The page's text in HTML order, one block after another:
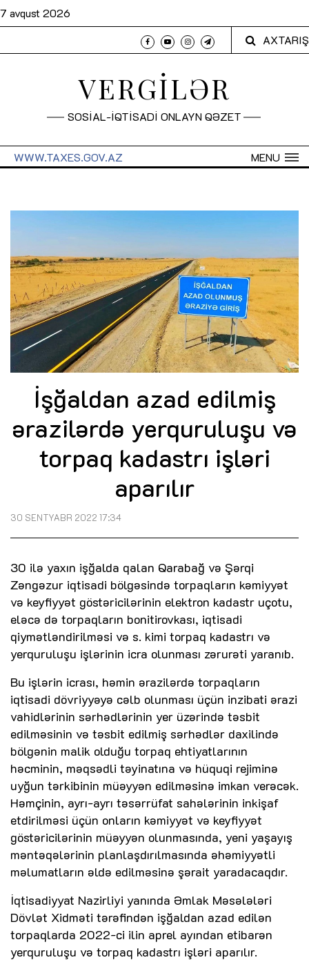
7 avqust 2026
AXTARIŞ
VERGİLƏR
SOSİAL-İQTİSADİ ONLAYN QƏZET
MENU
WWW.TAXES.GOV.AZ
İşğaldan azad edilmiş
ərazilərdə yerquruluşu və
torpaq kadastrı işləri
aparılır
30 SENTYABR 2022 17:34
30 ilə yaxın işğalda qalan Qarabağ və Şərqi
Zəngəzur iqtisadi bölgəsində torpaqların kəmiyyət
və keyfiyyət göstəricilərinin elektron kadastr uçotu,
eləcə də torpaqların bonitirovkası, iqtisadi
qiymətləndirilməsi və s. kimi torpaq kadastrı və
yerquruluşu işlərinin icra olunması zərurəti yaranıb.
Bu işlərin icrası, həmin ərazilərdə torpaqların
iqtisadi dövriyyəyə cəlb olunması üçün inzibati ərazi
vahidlərinin sərhədlərinin yer üzərində təsbit
edilməsinin və təsbit edilmiş sərhədlər daxilində
bölgənin malik olduğu torpaq ehtiyatlarının
həcminin, məqsədli təyinatına və hüquqi rejiminə
uyğun tərkibinin müəyyən edilməsinə imkan verəcək.
Həmçinin, ayrı-ayrı təsərrüfat sahələrinin inkişaf
etdirilməsi üçün onların kəmiyyət və keyfiyyət
göstəricilərinin müəyyən olunmasında, yeni yaşayış
məntəqələrinin planlaşdırılmasında əhəmiyyətli
məlumatların əldə edilməsinə şərait yaradacaqdır.
İqtisadiyyat Nazirliyi yanında Əmlak Məsələləri
Dövlət Xidməti tərəfindən işğaldan azad edilən
torpaqlarda 2022-ci ilin aprel ayından etibarən
yerquruluşu və torpaq kadastrı işləri aparılır.